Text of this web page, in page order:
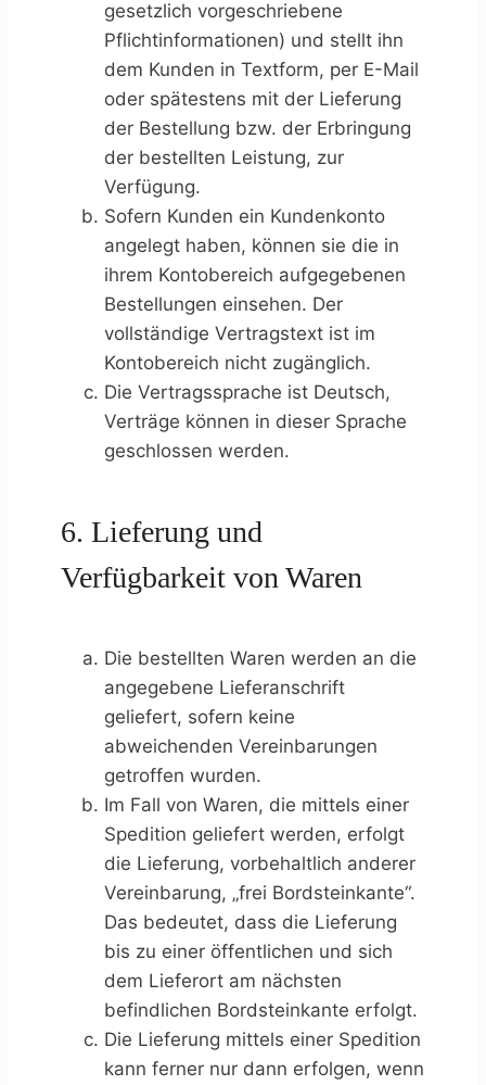
gesetzlich vorgeschriebene
Pflichtinformationen) und stellt ihn
dem Kunden in Textform, per E-Mail
oder spätestens mit der Lieferung
der Bestellung bzw. der Erbringung
der bestellten Leistung, zur
Verfügung.
Sofern Kunden ein Kundenkonto
angelegt haben, können sie die in
ihrem Kontobereich aufgegebenen
Bestellungen einsehen. Der
vollständige Vertragstext ist im
Kontobereich nicht zugänglich.
Die Vertragssprache ist Deutsch,
Verträge können in dieser Sprache
geschlossen werden.
6. Lieferung und
Verfügbarkeit von Waren
Die bestellten Waren werden an die
angegebene Lieferanschrift
geliefert, sofern keine
abweichenden Vereinbarungen
getroffen wurden.
Im Fall von Waren, die mittels einer
Spedition geliefert werden, erfolgt
die Lieferung, vorbehaltlich anderer
Vereinbarung, „frei Bordsteinkante“.
Das bedeutet, dass die Lieferung
bis zu einer öffentlichen und sich
dem Lieferort am nächsten
befindlichen Bordsteinkante erfolgt.
Die Lieferung mittels einer Spedition
kann ferner nur dann erfolgen, wenn